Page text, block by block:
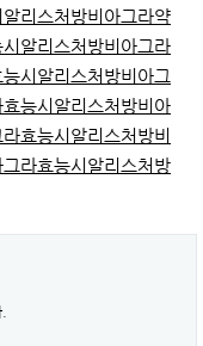
알리스처방비아그라약
시알리스처방비아그라
능시알리스처방비아그
효능시알리스처방비아
라효능시알리스처방비
그라효능시알리스처방